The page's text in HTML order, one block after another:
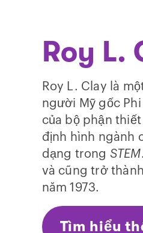
Roy L.
Roy L. Clay là
người Mỹ gốc
của bộ phận
định hình ngành
dạng trong STEM
và cũng trở
năm 1973.
Tìm hiểu